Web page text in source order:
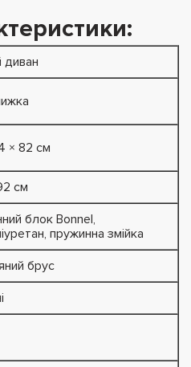
× 82 см
см
блок Bonnel,
пружинна змійка
брус